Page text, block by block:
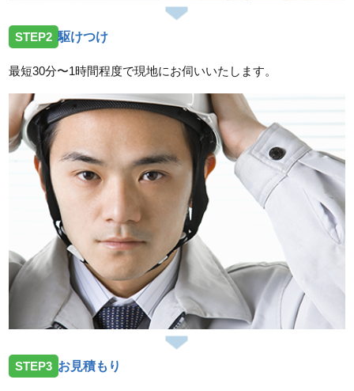
STEP2 駆けつけ
最短30分〜1時間程度で現地にお伺いいたします。
STEP3 お見積もり